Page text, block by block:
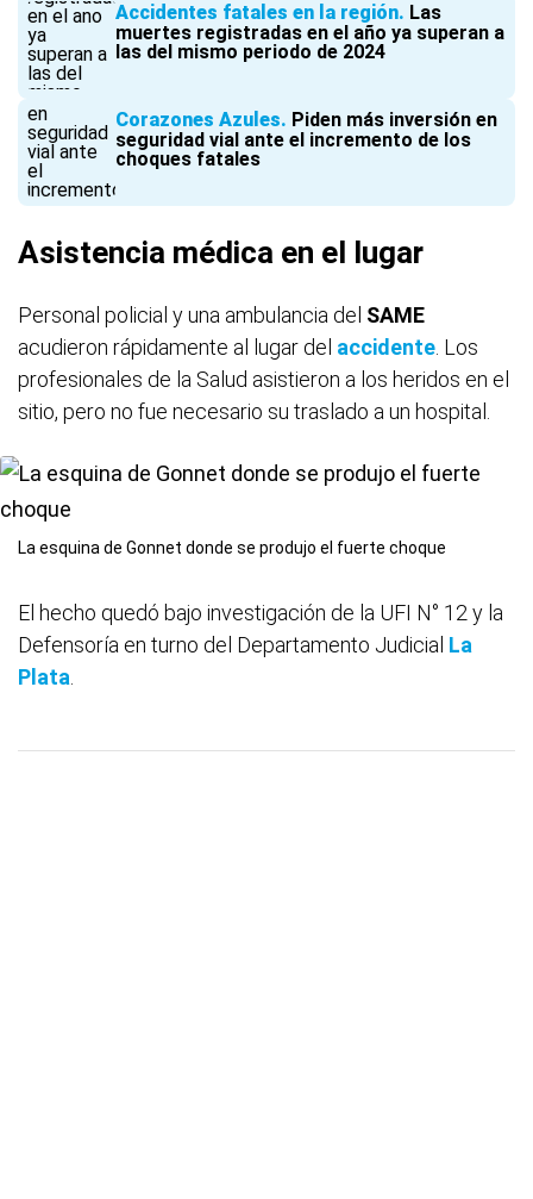
Accidentes fatales en la región Las
muertes registradas en el año ya superan a
las del mismo periodo de 2024
Corazones Azules Piden más inversión en
seguridad vial ante el incremento de los
choques fatales
Asistencia médica en el lugar
Personal policial y una ambulancia del SAME
acudieron rápidamente al lugar del accidente . Los
profesionales de la Salud asistieron a los heridos en el
sitio, pero no fue necesario su traslado a un hospital.
La esquina de Gonnet donde se produjo el fuerte choque
El hecho quedó bajo investigación de la UFI N° 12 y la
Defensoría en turno del Departamento Judicial La
Plata